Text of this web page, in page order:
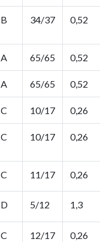
B 34/37 0,52
A 65/65 0,52
A 65/65 0,52
C 10/17 0,26
C 10/17 0,26
C 11/17 0,26
D 5/12 1,3
C 12/17 0,26